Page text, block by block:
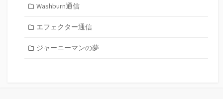
Washburn通信
エフェクター通信
ジャーニーマンの夢